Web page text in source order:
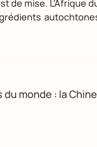
de mise. L’Afrique
monde : la Chine